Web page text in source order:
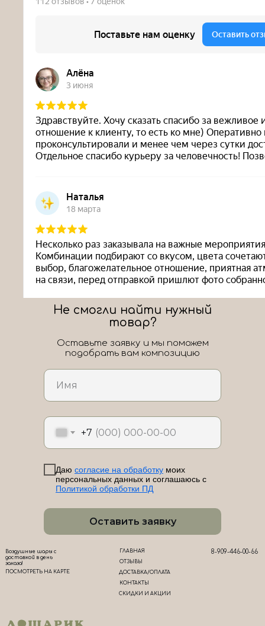
ЛоШАРик на карте Новороссийска — Яндекс Карты
+7
Даю согласие на обработку моих
персональных данных и соглашаюсь с
Политикой обработки ПД
Оставить заявку
Не смогли найти нужный
товар?
Оставьте заявку и мы поможем
подобрать вам композицию
ОТЗЫВЫ
ГЛАВНАЯ
ДОСТАВКА/ОПЛАТА
СКИДКИ И АКЦИИ
КОНТАКТЫ
8-909-446-00-66
Воздушные шары с
доставкой в день
заказа!
ПОСМОТРЕТЬ НА КАРТЕ